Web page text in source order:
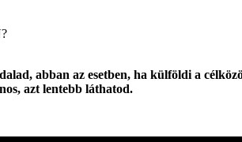
abban az esetben, ha külföldi a
azt lentebb láthatod.